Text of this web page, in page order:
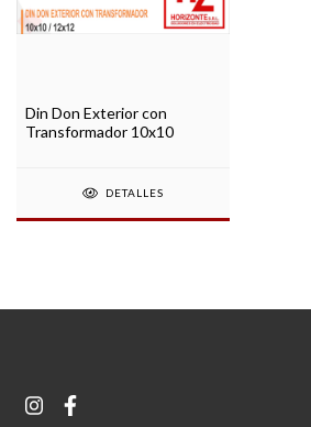
Din Don Exterior con
Transformador 10x10
DETALLES